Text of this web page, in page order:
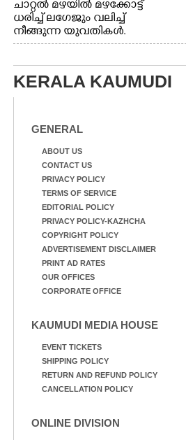
ചാറ്റൽ മഴയിൽ മഴക്കോട്ട്
ധരിച്ച് ലഗേജും വലിച്ച്
നീങ്ങുന്ന യുവതികൾ.
എറണാകുളം മേനകയിൽ
KERALA KAUMUDI
GENERAL
ABOUT US
CONTACT US
PRIVACY POLICY
TERMS OF SERVICE
EDITORIAL POLICY
PRIVACY POLICY-KAZHCHA
COPYRIGHT POLICY
ADVERTISEMENT DISCLAIMER
PRINT AD RATES
OUR OFFICES
CORPORATE OFFICE
KAUMUDI MEDIA HOUSE
EVENT TICKETS
SHIPPING POLICY
RETURN AND REFUND POLICY
CANCELLATION POLICY
ONLINE DIVISION